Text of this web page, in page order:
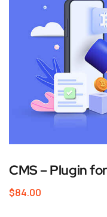
CMS – Plugin
$84.00